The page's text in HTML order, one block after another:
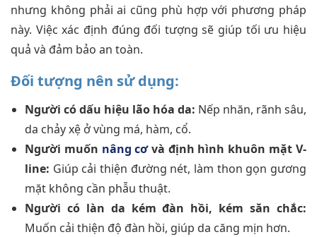
nhưng không phải ai cũng phù hợp với phương pháp
này. Việc xác định đúng đối tượng sẽ giúp tối ưu hiệu
quả và đảm bảo an toàn.
Đối tượng nên sử dụng:
Người có dấu hiệu lão hóa da: Nếp nhăn, rãnh sâu,
da chảy xệ ở vùng má, hàm, cổ.
Người muốn nâng cơvà định hình khuôn mặt V-
line: Giúp cải thiện đường nét, làm thon gọn gương
mặt không cần phẫu thuật.
Người có làn da kém đàn hồi, kém săn chắc:
Muốn cải thiện độ đàn hồi, giúp da căng mịn hơn.